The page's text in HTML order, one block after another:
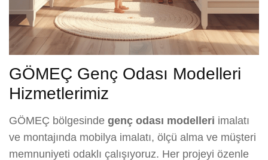
GÖMEÇ Genç Odası Modelleri
Hizmetlerimiz
GÖMEÇ bölgesinde genç odası modelleri imalatı
ve montajında mobilya imalatı, ölçü alma ve müşteri
memnuniyeti odaklı çalışıyoruz. Her projeyi özenle